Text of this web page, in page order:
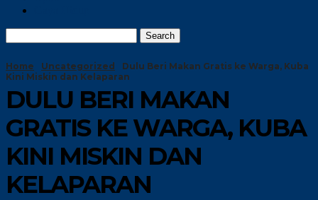
Home Uncategorized
Dulu Beri Makan Gratis ke Warga, Kuba
Kini Miskin dan Kelaparan
DULU BERI MAKAN
GRATIS KE WARGA, KUBA
KINI MISKIN DAN
KELAPARAN